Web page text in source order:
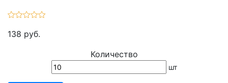
138 руб.
Количество
шт